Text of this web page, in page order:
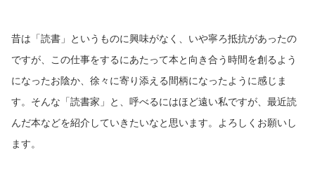
『At the terrace テラスにて』（16）、『風が強く吹いている』（0
昔は「読書」というものに興味がなく、いや寧ろ抵抗があったの
ですが、この仕事をするにあたって本と向き合う時間を創るよう
になったお陰か、徐々に寄り添える間柄になったように感じま
す。そんな「読書家」と、呼べるにはほど遠い私ですが、最近読
んだ本などを紹介していきたいなと思います。よろしくお願いし
ます。